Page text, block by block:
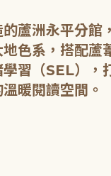
蘆洲永平分館
地色系，搭配蘆
習（SEL），